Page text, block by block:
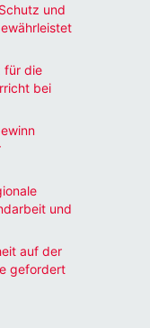
und
für die
bei
und
auf der
gefordert